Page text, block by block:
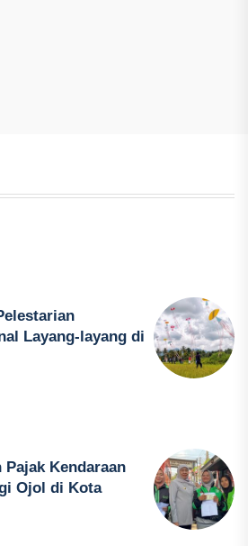
Layang-layang di
Kendaraan
Ojol di Kota